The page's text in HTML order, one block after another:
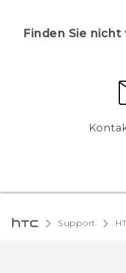
Finden Sie nicht
Support